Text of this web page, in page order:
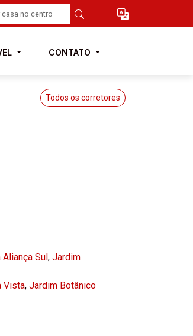
CONTATO
Todos os corretores
Sul, Jardim
Vista, Jardim Botânico